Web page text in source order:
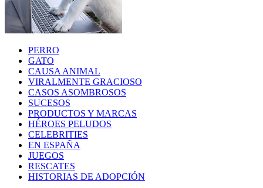
PERRO
GATO
CAUSA ANIMAL
VIRALMENTE GRACIOSO
CASOS ASOMBROSOS
SUCESOS
PRODUCTOS Y MARCAS
HÉROES PELUDOS
CELEBRITIES
EN ESPAÑA
JUEGOS
RESCATES
HISTORIAS DE ADOPCIÓN